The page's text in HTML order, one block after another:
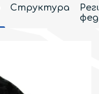
Структура